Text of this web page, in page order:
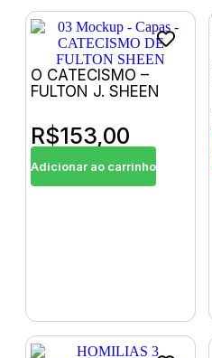
O CATECISMO –
FULTON J. SHEEN
R$153,00
Adicionar ao carrinho